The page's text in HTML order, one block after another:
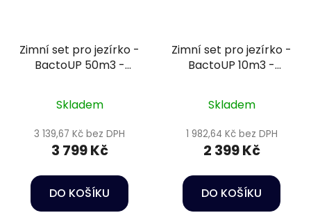
Zimní set pro jezírko -
BactoUP 50m3 -
Skladem
3 139,67 Kč bez DPH
3 799 Kč
DO KOŠÍKU
Zimní set pro jezírko -
BactoUP 10m3 -
Skladem
1 982,64 Kč bez DPH
2 399 Kč
DO KOŠÍKU